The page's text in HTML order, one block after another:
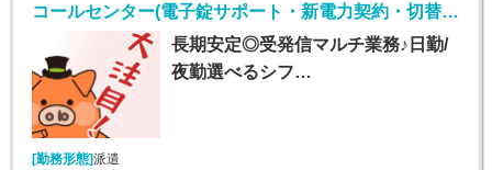
コールセンター(電子錠サポート・新電力契約・切替事務業務/週5シフト制)
長期安定◎受発信マルチ業務♪日勤/
夜勤選べるシフ…
[勤務形態]派遣